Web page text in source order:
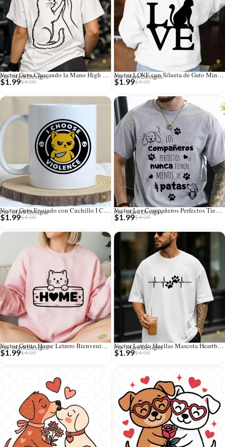
Vector Gato Chocando la Mano High Five para Sublimación
Por: Mark Designs
$4.00
$1.99
Vector LOVE con Silueta de Gato Minimalista para Sublimación
Por: Mark Designs
$4.00
$1.99
Vector Gato Enojado con Cuchillo I Choose Violence para Sublimar
Por: Mark Designs
$4.00
$1.99
Vector Los Compañeros Perfectos Tienen 4 Patas para Sublimación
Por: Mark Designs
$4.00
$1.99
Vector Gatito Home Letrero Bienvenida para Sublimación y Madera
Por: Mark Designs
$4.00
$1.99
Vector Latido Huellas Mascota Heartbeat para Sublimar Termos
Por: Mark Designs
$4.00
$1.99